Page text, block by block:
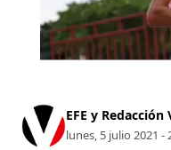
EFE y Redacción
lunes, 5 julio 2021 -